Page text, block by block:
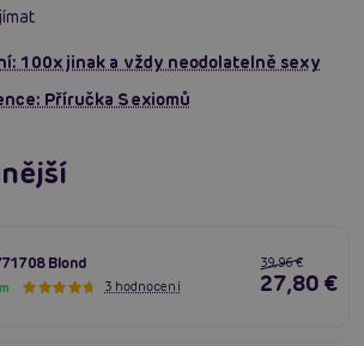
100x jinak a vždy neodolatelně sexy
Příručka Sexiomů
Blond
3 hodnocení
39,96 €
27,80 €